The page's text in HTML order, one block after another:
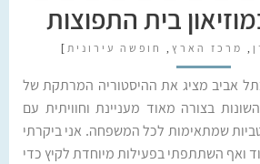
בית התפוצות
, מרכז הארץ , חופשה עירונית ]
אביב מציג את ההיסטוריה המרתקת של
בצורה מאוד מעניינת וחוויתית עם
שמתאימות לכל המשפחה. אני ביקרתי
ואף השתתפתי בפעילות מיוחדת לקיץ כדי